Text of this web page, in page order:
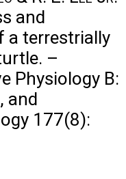
and
a terrestrially
–
Physiology B:
and
177(8):